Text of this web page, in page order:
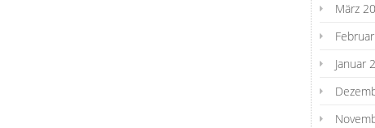
März
Januar